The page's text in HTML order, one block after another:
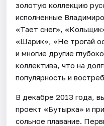
золотую коллекцию
исполненные
«Тает снег»,
«Шарик», «Не трогай
и многие другие
коллектива, что на
популярность и
В декабре 2013 года,
проект «Бутырка» и
сольное плавание.